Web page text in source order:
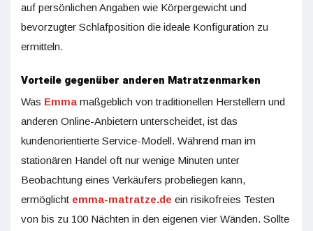
auf persönlichen Angaben wie Körpergewicht und
bevorzugter Schlafposition die ideale Konfiguration zu
ermitteln.
Vorteile gegenüber anderen Matratzenmarken
Was Emma maßgeblich von traditionellen Herstellern und
anderen Online-Anbietern unterscheidet, ist das
kundenorientierte Service-Modell. Während man im
stationären Handel oft nur wenige Minuten unter
Beobachtung eines Verkäufers probeliegen kann,
ermöglicht emma-matratze.de ein risikofreies Testen
von bis zu 100 Nächten in den eigenen vier Wänden. Sollte